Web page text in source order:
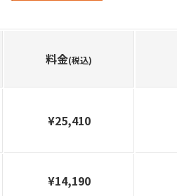
料金(税込)
¥25,410
¥14,190